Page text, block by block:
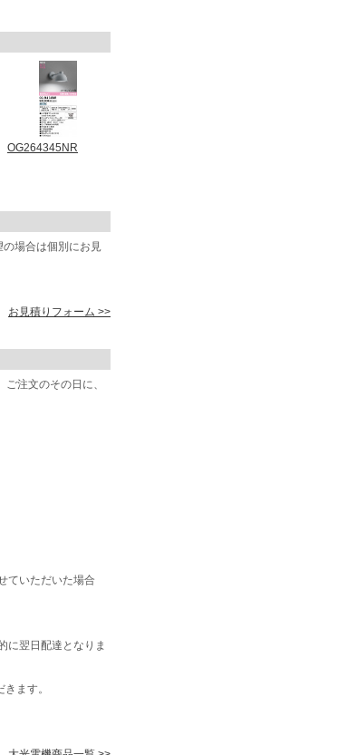
OG264345NR
場合は個別にお見
お見積りフォーム >>
注文のその日に、
ていただいた場合
に翌日配達となりま
ます。